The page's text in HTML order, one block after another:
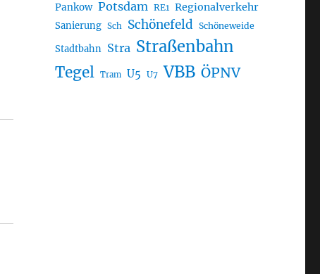
Pankow Potsdam RE1 Regionalverkehr
Sanierung Sch Schönefeld Schöneweide
Stadtbahn Stra Straßenbahn
Tegel Tram U5 U7 VBB ÖPNV